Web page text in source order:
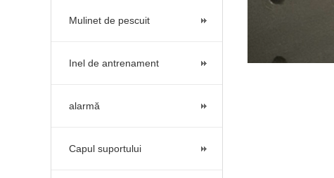
Mulinet de pescuit
Inel de antrenament
alarmă
Capul suportului